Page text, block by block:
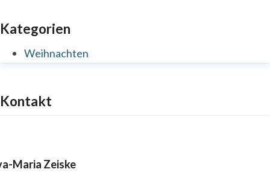
Kategorien
Weihnachten
Kontakt
Maria Zeiske